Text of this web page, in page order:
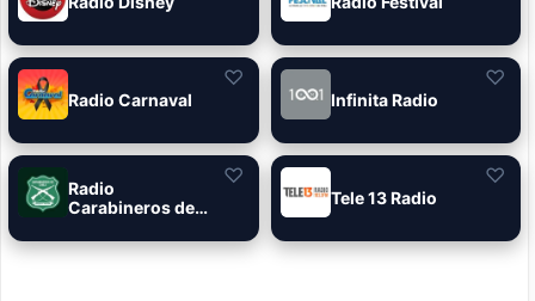
Radio Carnaval
♡
Infinita Radio
♡
Radio
Carabineros de
♡
Tele 13 Radio
♡